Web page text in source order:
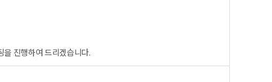
진행하여 드리겠습니다.